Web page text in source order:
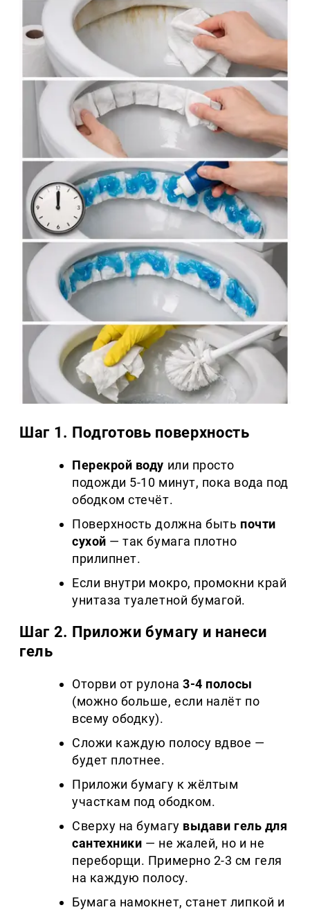
Шаг 1. Подготовь поверхность
Перекрой воду или просто
подожди 5-10 минут, пока вода под
ободком стечёт.
Поверхность должна быть почти
сухой — так бумага плотно
прилипнет.
Если внутри мокро, промокни край
унитаза туалетной бумагой.
Шаг 2. Приложи бумагу и нанеси
гель
Оторви от рулона3-4 полосы
(можно больше, если налёт по
всему ободку).
Сложи каждую полосу вдвое —
будет плотнее.
Приложи бумагу к жёлтым
участкам под ободком.
Сверху на бумагу выдави гель для
сантехники — не жалей, но и не
переборщи. Примерно 2-3 см геля
на каждую полосу.
Бумага намокнет, станет липкой и